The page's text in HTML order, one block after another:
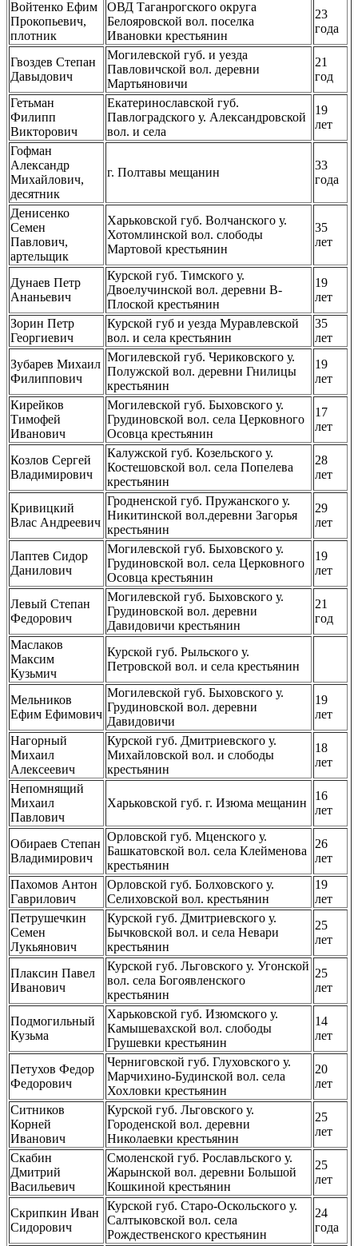
Войтенко Ефим
Прокопьевич,
плотник
ОВД Таганрогского округа
Белояровской вол. поселка
Ивановки крестьянин
23
года
Гвоздев Степан
Давыдович
Могилевской губ. и уезда
Павловичской вол. деревни
Мартьяновичи
21
год
Гетьман
Филипп
Викторович
Екатеринославской губ.
Павлоградского у. Александровской
вол. и села
19
лет
Гофман
Александр
Михайлович,
десятник
г. Полтавы мещанин
33
года
Денисенко
Семен
Павлович,
артельщик
Харьковской губ. Волчанского у.
Хотомлинской вол. слободы
Мартовой крестьянин
35
лет
Дунаев Петр
Ананьевич
Курской губ. Тимского у.
Двоелучинской вол. деревни В-
Плоской крестьянин
19
лет
Зорин Петр
Георгиевич
Курской губ и уезда Муравлевской
вол. и села крестьянин
35
лет
Зубарев Михаил
Филиппович
Могилевской губ. Чериковского у.
Полужской вол. деревни Гнилицы
крестьянин
19
лет
Кирейков
Тимофей
Иванович
Могилевской губ. Быховского у.
Грудиновской вол. села Церковного
Осовца крестьянин
17
лет
Козлов Сергей
Владимирович
Калужской губ. Козельского у.
Костешовской вол. села Попелева
крестьянин
28
лет
Кривицкий
Влас Андреевич
Гродненской губ. Пружанского у.
Никитинской вол.деревни Загорья
крестьянин
29
лет
Лаптев Сидор
Данилович
Могилевской губ. Быховского у.
Грудиновской вол. села Церковного
Осовца крестьянин
19
лет
Левый Степан
Федорович
Могилевской губ. Быховского у.
Грудиновской вол. деревни
Давидовичи крестьянин
21
год
Маслаков
Максим
Кузьмич
Курской губ. Рыльского у.
Петровской вол. и села крестьянин
Мельников
Ефим Ефимович
Могилевской губ. Быховского у.
Грудиновской вол. деревни
Давидовичи
19
лет
Нагорный
Михаил
Алексеевич
Курской губ. Дмитриевского у.
Михайловской вол. и слободы
крестьянин
18
лет
Непомнящий
Михаил
Павлович
Харьковской губ. г. Изюма мещанин
16
лет
Обираев Степан
Владимирович
Орловской губ. Мценского у.
Башкатовской вол. села Клейменова
крестьянин
26
лет
Пахомов Антон
Гаврилович
Орловской губ. Болховского у.
Селиховской вол. крестьянин
19
лет
Петрушечкин
Семен
Лукьянович
Курской губ. Дмитриевского у.
Бычковской вол. и села Невари
крестьянин
25
лет
Плаксин Павел
Иванович
Курской губ. Льговского у. Угонской
вол. села Богоявленского
крестьянин
25
лет
Подмогильный
Кузьма
Харьковской губ. Изюмского у.
Камышевахской вол. слободы
Грушевки крестьянин
14
лет
Петухов Федор
Федорович
Черниговской губ. Глуховского у.
Марчихино-Будинской вол. села
Хохловки крестьянин
20
лет
Ситников
Корней
Иванович
Курской губ. Льговского у.
Городенской вол. деревни
Николаевки крестьянин
25
лет
Скабин
Дмитрий
Васильевич
Смоленской губ. Рославльского у.
Жарынской вол. деревни Большой
Кошкиной крестьянин
25
лет
Скрипкин Иван
Сидорович
Курской губ. Старо-Оскольского у.
Салтыковской вол. села
Рождественского крестьянин
24
года